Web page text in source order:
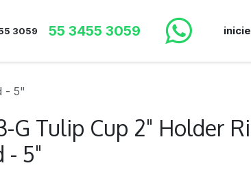
3059 55 3455 3059
- 5"
G Tulip Cup 2" Holder
- 5"